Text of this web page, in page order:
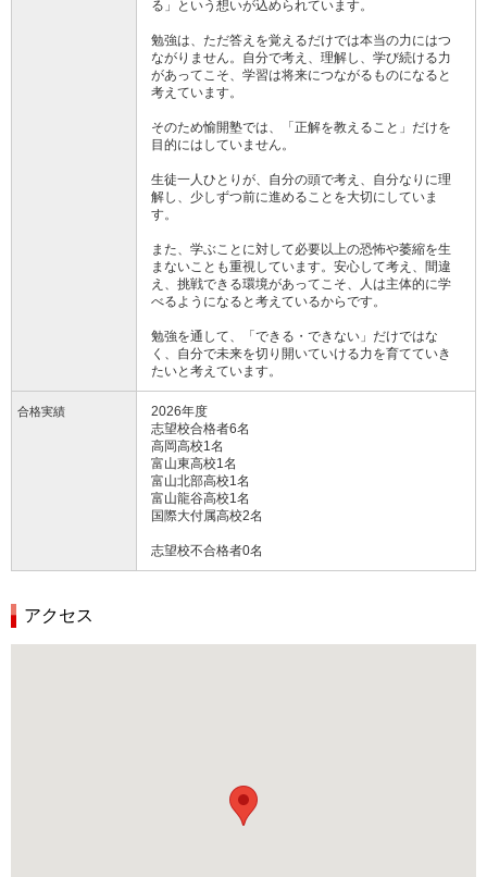
る」という想いが込められています。
勉強は、ただ答えを覚えるだけでは本当の力にはつ
ながりません。自分で考え、理解し、学び続ける力
があってこそ、学習は将来につながるものになると
考えています。
そのため愉開塾では、「正解を教えること」だけを
目的にはしていません。
生徒一人ひとりが、自分の頭で考え、自分なりに理
解し、少しずつ前に進めることを大切にしていま
す。
また、学ぶことに対して必要以上の恐怖や萎縮を生
まないことも重視しています。安心して考え、間違
え、挑戦できる環境があってこそ、人は主体的に学
べるようになると考えているからです。
勉強を通して、「できる・できない」だけではな
く、自分で未来を切り開いていける力を育てていき
たいと考えています。
合格実績
2026年度
志望校合格者6名
高岡高校1名
富山東高校1名
富山北部高校1名
富山龍谷高校1名
国際大付属高校2名
志望校不合格者0名
アクセス